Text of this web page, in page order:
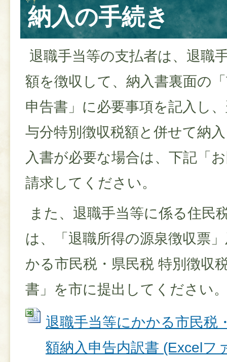
納入の手続き
退職手当等の支払者は、退職
額を徴収して、納入書裏面の
申告書」に必要事項を記入し
与分特別徴収税額と併せて納
入書が必要な場合は、下記「
請求してください。
また、退職手当等に係る住民
は、「退職所得の源泉徴収票
かる市民税・県民税 特別徴収
書」を市に提出してください
退職手当等にかかる市民税
額納入申告内訳書 (Excelフ